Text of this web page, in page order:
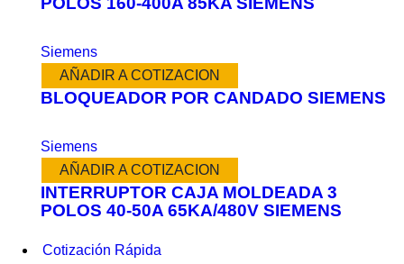
Siemens
AÑADIR A COTIZACION
BLOQUEADOR POR CANDADO SIEMENS
Siemens
AÑADIR A COTIZACION
INTERRUPTOR CAJA MOLDEADA 3
POLOS 40-50A 65KA/480V SIEMENS
Cotización Rápida